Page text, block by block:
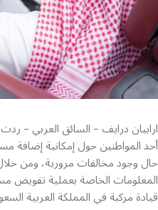
ارابيان درايف – السائق العربي – ردت
أحد المواطنين حول إمكانية إضافة
حال وجود مخالفات مرورية، ومن
المعلومات الخاصة بعملية تفويض
قيادة مركبة في المملكة العربية